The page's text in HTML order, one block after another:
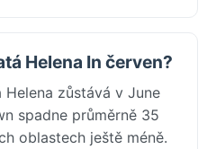
Helena In červen?
zůstává v June
spadne průměrně 35
oblastech ještě méně.